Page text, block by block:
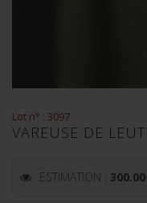
Lot n° : 3097
VAREUSE DE
ESTIMATION : 300.00